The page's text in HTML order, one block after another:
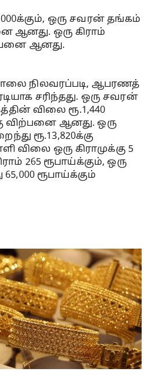
ஒரு சவரன் தங்கம்
ஆனது. ஒரு கிராம்
ஆனது.
நிலவரப்படி, ஆபரணத்
சரிந்தது. ஒரு சவரன்
விலை ரூ.1,440
விற்பனை ஆனது. ஒரு
ரூ.13,820க்கு
ஒரு கிராமுக்கு 5
265 ரூபாய்க்கும், ஒரு
ரூபாய்க்கும்